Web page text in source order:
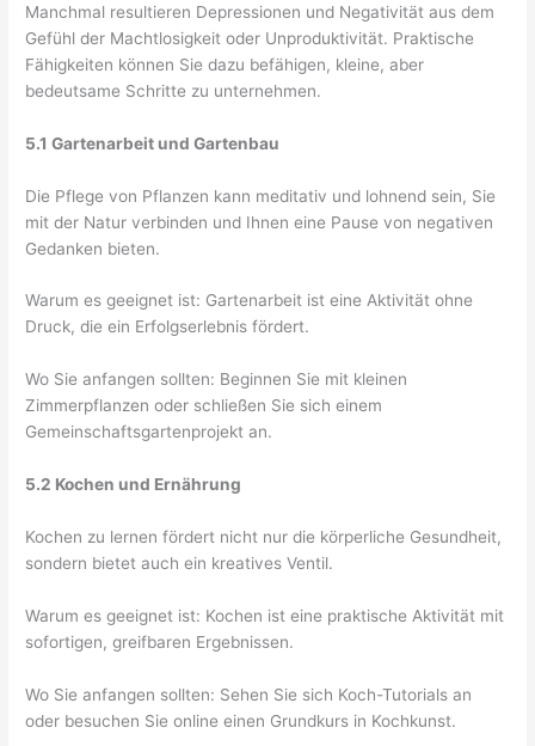
Manchmal resultieren Depressionen und Negativität aus dem
Gefühl der Machtlosigkeit oder Unproduktivität. Praktische
Fähigkeiten können Sie dazu befähigen, kleine, aber
bedeutsame Schritte zu unternehmen.
5.1 Gartenarbeit und Gartenbau
Die Pflege von Pflanzen kann meditativ und lohnend sein, Sie
mit der Natur verbinden und Ihnen eine Pause von negativen
Gedanken bieten.
Warum es geeignet ist: Gartenarbeit ist eine Aktivität ohne
Druck, die ein Erfolgserlebnis fördert.
Wo Sie anfangen sollten: Beginnen Sie mit kleinen
Zimmerpflanzen oder schließen Sie sich einem
Gemeinschaftsgartenprojekt an.
5.2 Kochen und Ernährung
Kochen zu lernen fördert nicht nur die körperliche Gesundheit,
sondern bietet auch ein kreatives Ventil.
Warum es geeignet ist: Kochen ist eine praktische Aktivität mit
sofortigen, greifbaren Ergebnissen.
Wo Sie anfangen sollten: Sehen Sie sich Koch-Tutorials an
oder besuchen Sie online einen Grundkurs in Kochkunst.